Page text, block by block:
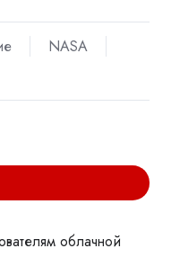
NASA
облачной